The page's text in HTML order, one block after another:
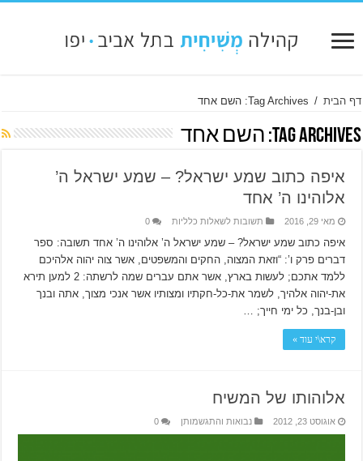
דף הבית / Tag Archives: השם אחד
Tag Archives: השם אחד
איפה כתוב שמע ישראל? – שמע ישראל ה’
אלוהינו ה’ אחד
מאי 29, 2016 תשובות לשאלות כלליות 0
איפה כתוב שמע ישראל? – שמע ישראל ה’ אלוהינו ה’ אחד תשובה: ספר
דברים פרק ו’: “וזאת המצוה, החקים והמשפטים, אשר צוה יהוה אלהיכם
ללמד אתכם; לעשות בארץ, אשר אתם עברים שמה לרשתה: 2 למען תירא
את-יהוה אלהיך, לשמר את-כל-חקתיו ומצותיו אשר אנכי מצוך, אתה ובנך
ובן-בנך, כל ימי חייך; …
קרא\י עוד »
אלוהותו של המשיח
אוגוסט 23, 2012 נבואות והתגשמותן 0